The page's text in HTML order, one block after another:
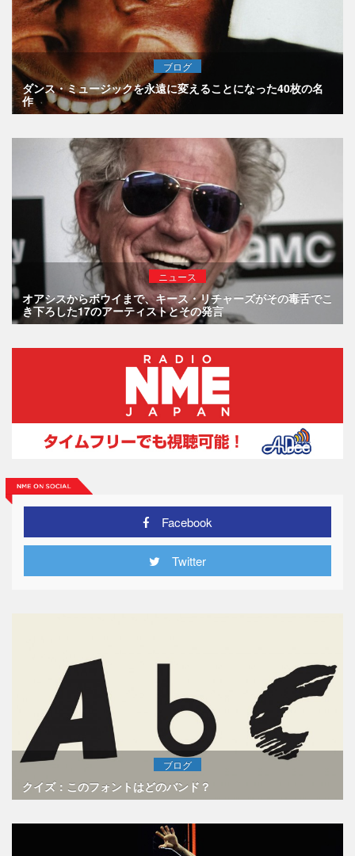
ブログ
ダンス・ミュージックを永遠に変えることになった40枚の名
作
ニュース
オアシスからボウイまで、キース・リチャーズがその毒舌でこ
き下ろした17のアーティストとその発言
Facebook
Twitter
ブログ
クイズ：このフォントはどのバンド？